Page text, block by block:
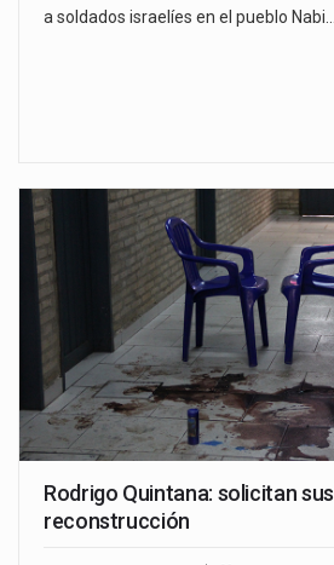
a soldados israelíes en el pueblo Nabi…
Rodrigo Quintana: solicitan
reconstrucción